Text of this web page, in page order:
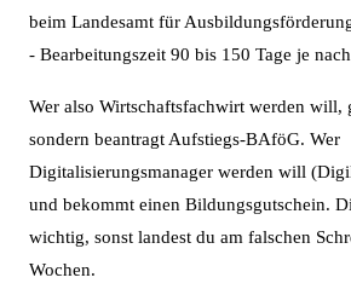
beim Landesamt für
- Bearbeitungszeit 90 bis 150 Tage je
Wer also Wirtschaftsfachwirt werden
sondern beantragt Aufstiegs-BAföG. Wer
Digitalisierungsmanager werden will
und bekommt einen Bildungsgutschein.
wichtig, sonst landest du am falschen
Wochen.